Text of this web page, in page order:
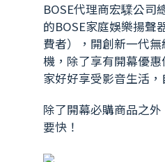
BOSE代理商宏驜公
的BOSE家庭娛樂揚聲
費者），開創新一代
機，除了享有開幕優
家好好享受影音生活
除了開幕必購商品之
要快！